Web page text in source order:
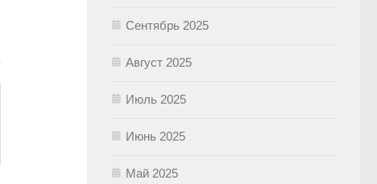
Сентябрь 2025
Август 2025
Июль 2025
Июнь 2025
Май 2025